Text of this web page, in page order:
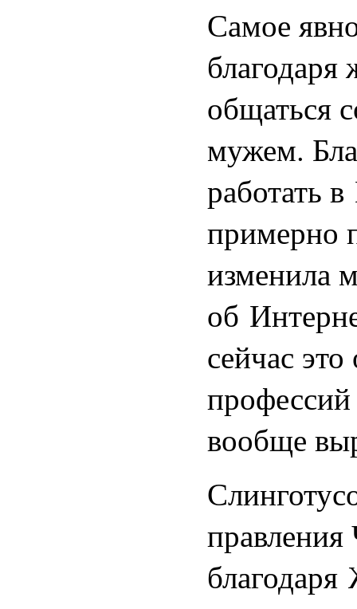
Самое
общаться
мужем.
работать
примерно
изменила
об
сейчас
вообще